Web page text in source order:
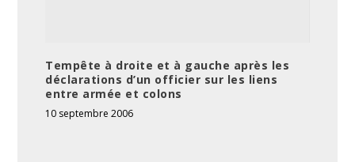
Tempête à droite et à gauche après les
déclarations d’un officier sur les liens
entre armée et colons
10 septembre 2006